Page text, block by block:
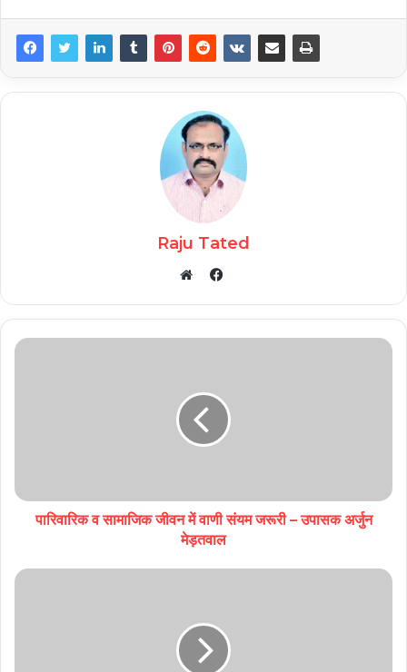
Raju Tated
Facebook
पारिवारिक व सामाजिक जीवन में वाणी संयम जरूरी – उपासक अर्जुन
मेड़तवाल